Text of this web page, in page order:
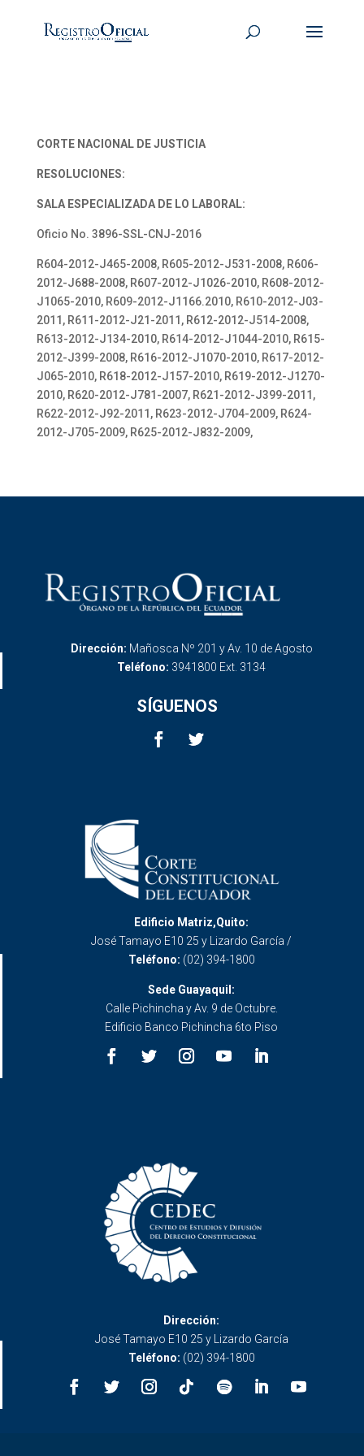
CORTE NACIONAL DE JUSTICIA
RESOLUCIONES:
SALA ESPECIALIZADA DE LO LABORAL:
Oficio No. 3896-SSL-CNJ-2016
R604-2012-J465-2008, R605-2012-J531-2008, R606-
2012-J688-2008, R607-2012-J1026-2010, R608-2012-
J1065-2010, R609-2012-J1166.2010, R610-2012-J03-
2011, R611-2012-J21-2011, R612-2012-J514-2008,
R613-2012-J134-2010, R614-2012-J1044-2010, R615-
2012-J399-2008, R616-2012-J1070-2010, R617-2012-
J065-2010, R618-2012-J157-2010, R619-2012-J1270-
2010, R620-2012-J781-2007, R621-2012-J399-2011,
R622-2012-J92-2011, R623-2012-J704-2009, R624-
2012-J705-2009, R625-2012-J832-2009,
Dirección: Mañosca Nº 201 y Av. 10 de Agosto
Teléfono: 3941800 Ext. 3134
SÍGUENOS
Edificio Matriz,Quito:
José Tamayo E10 25 y Lizardo García /
Teléfono: (02) 394-1800
Sede Guayaquil:
Calle Pichincha y Av. 9 de Octubre.
Edificio Banco Pichincha 6to Piso
Dirección:
José Tamayo E10 25 y Lizardo García
Teléfono: (02) 394-1800